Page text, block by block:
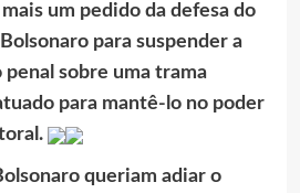
um pedido da defesa do
para suspender a
sobre uma trama
para mantê-lo no poder
queriam adiar o